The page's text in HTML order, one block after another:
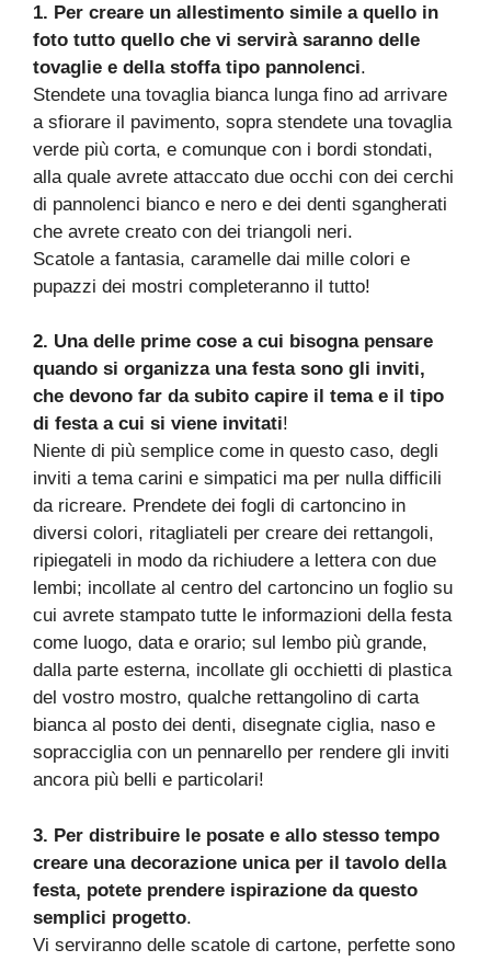
1. Per creare un allestimento simile a quello in
foto tutto quello che vi servirà saranno delle
tovaglie e della stoffa tipo pannolenci.
Stendete una tovaglia bianca lunga fino ad arrivare
a sfiorare il pavimento, sopra stendete una tovaglia
verde più corta, e comunque con i bordi stondati,
alla quale avrete attaccato due occhi con dei cerchi
di pannolenci bianco e nero e dei denti sgangherati
che avrete creato con dei triangoli neri.
Scatole a fantasia, caramelle dai mille colori e
pupazzi dei mostri completeranno il tutto!
2. Una delle prime cose a cui bisogna pensare
quando si organizza una festa sono gli inviti,
che devono far da subito capire il tema e il tipo
di festa a cui si viene invitati!
Niente di più semplice come in questo caso, degli
inviti a tema carini e simpatici ma per nulla difficili
da ricreare. Prendete dei fogli di cartoncino in
diversi colori, ritagliateli per creare dei rettangoli,
ripiegateli in modo da richiudere a lettera con due
lembi; incollate al centro del cartoncino un foglio su
cui avrete stampato tutte le informazioni della festa
come luogo, data e orario; sul lembo più grande,
dalla parte esterna, incollate gli occhietti di plastica
del vostro mostro, qualche rettangolino di carta
bianca al posto dei denti, disegnate ciglia, naso e
sopracciglia con un pennarello per rendere gli inviti
ancora più belli e particolari!
3. Per distribuire le posate e allo stesso tempo
creare una decorazione unica per il tavolo della
festa, potete prendere ispirazione da questo
semplici progetto.
Vi serviranno delle scatole di cartone, perfette sono